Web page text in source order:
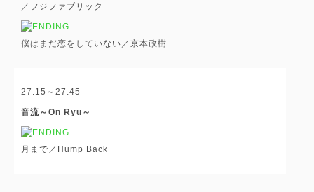
／フジファブリック
僕はまだ恋をしていない／京本政樹
27:15～27:45
音流～On Ryu～
月まで／Hump Back